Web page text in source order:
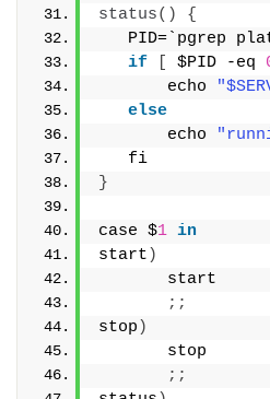
status()
{
PID=`pgrep
if
$PID -eq
       echo
else
       echo
   fi
}
case $1 in
start )
       start
;;
stop )
       stop
;;